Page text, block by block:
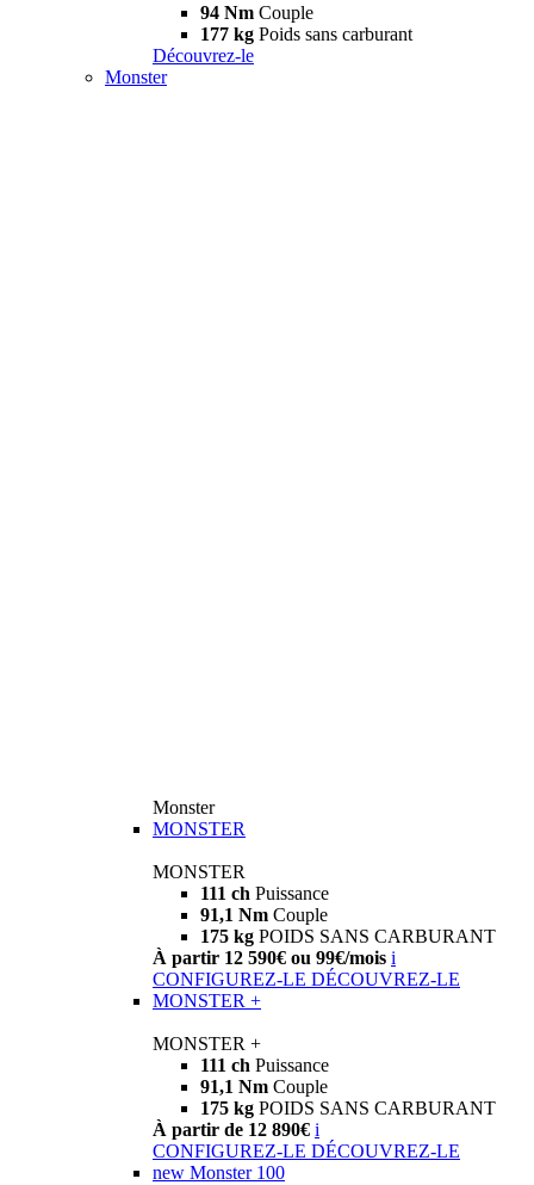
94 Nm Couple
177 kg Poids sans carburant
Découvrez-le
Monster
Monster
MONSTER
MONSTER
111 ch Puissance
91,1 Nm Couple
175 kg POIDS SANS CARBURANT
À partir 12 590€ ou 99€/mois i
CONFIGUREZ-LE DÉCOUVREZ-LE
MONSTER +
MONSTER +
111 ch Puissance
91,1 Nm Couple
175 kg POIDS SANS CARBURANT
À partir de 12 890€ i
CONFIGUREZ-LE DÉCOUVREZ-LE
new Monster 100